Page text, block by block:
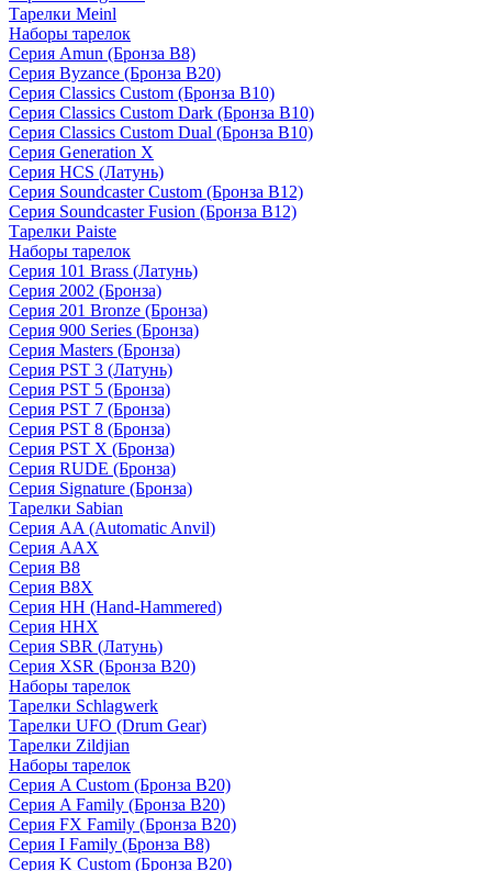
Тарелки Meinl
Наборы тарелок
Серия Amun (Бронза B8)
Серия Byzance (Бронза B20)
Серия Classics Custom (Бронза B10)
Серия Classics Custom Dark (Бронза B10)
Серия Classics Custom Dual (Бронза B10)
Серия Generation X
Серия HCS (Латунь)
Серия Soundcaster Custom (Бронза B12)
Серия Soundcaster Fusion (Бронза B12)
Тарелки Paiste
Наборы тарелок
Серия 101 Brass (Латунь)
Серия 2002 (Бронза)
Серия 201 Bronze (Бронза)
Серия 900 Series (Бронза)
Серия Masters (Бронза)
Серия PST 3 (Латунь)
Серия PST 5 (Бронза)
Серия PST 7 (Бронза)
Серия PST 8 (Бронза)
Серия PST X (Бронза)
Серия RUDE (Бронза)
Серия Signature (Бронза)
Тарелки Sabian
Серия AA (Automatic Anvil)
Серия AAX
Серия B8
Серия B8X
Серия HH (Hand-Hammered)
Серия HHX
Серия SBR (Латунь)
Серия XSR (Бронза B20)
Наборы тарелок
Тарелки Schlagwerk
Тарелки UFO (Drum Gear)
Тарелки Zildjian
Наборы тарелок
Серия A Custom (Бронза B20)
Серия A Family (Бронза B20)
Серия FX Family (Бронза B20)
Серия I Family (Бронза B8)
Серия K Custom (Бронза B20)